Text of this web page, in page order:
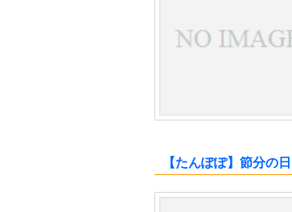
【たんぽぽ】節分の日